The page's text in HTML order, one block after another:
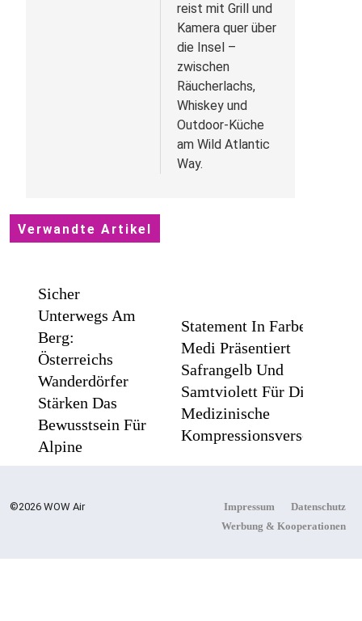
reist mit Grill und
Kamera quer über
die Insel –
zwischen
Räucherlachs,
Whiskey und
Outdoor-Küche
am Wild Atlantic
Way.
Verwandte Artikel
Sicher
Unterwegs Am
Berg:
Österreichs
Wanderdörfer
Stärken Das
Bewusstsein Für
Alpine
Statement In Farbe /
Medi Präsentiert
Safrangelb Und
Samtviolett Für Die
Medizinische
Kompressionsversorgung
PEPE
©2026 WOW Air Impressum
Datenschutz
Werbung & Kooperationen